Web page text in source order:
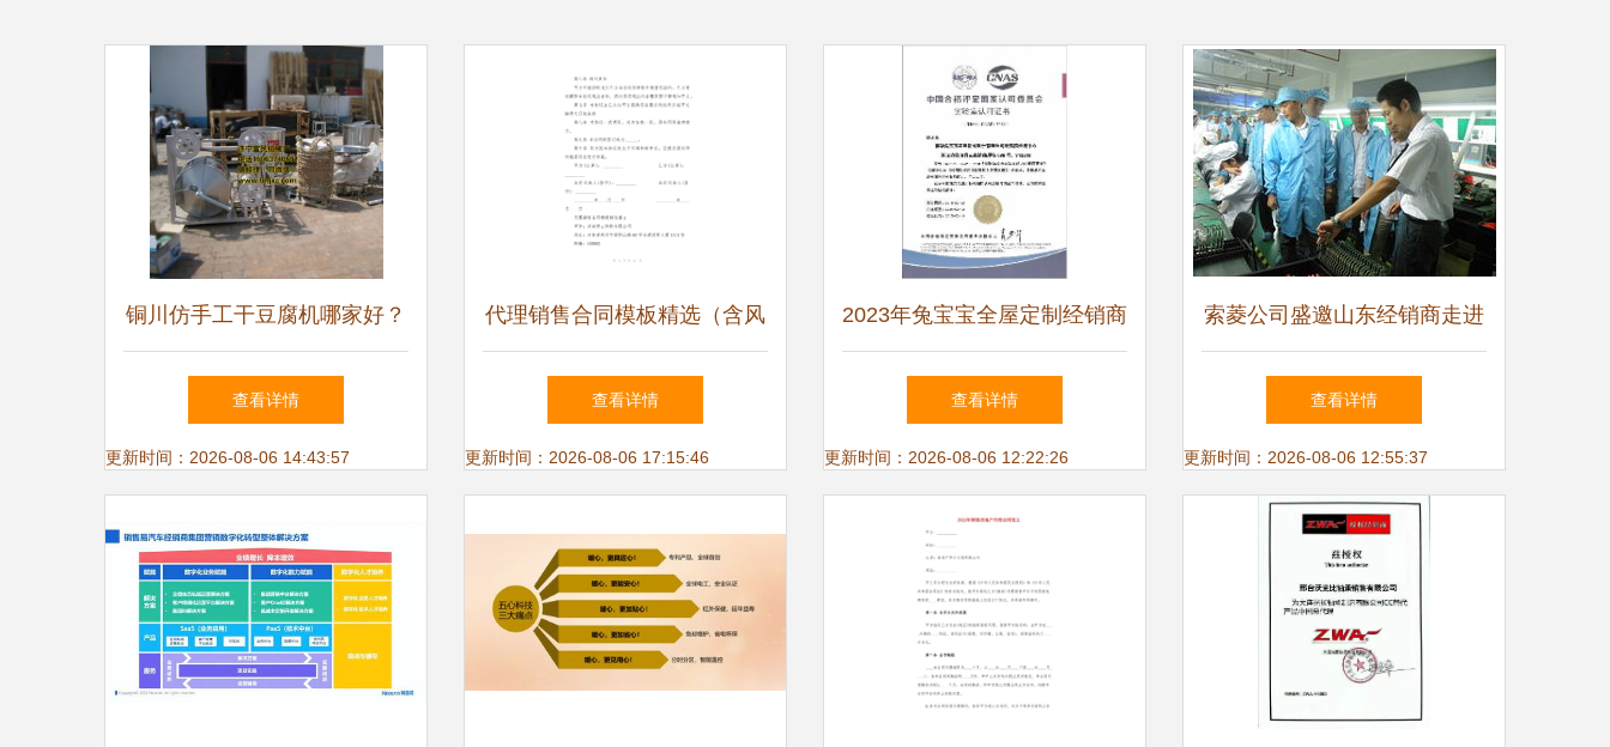
铜川仿手工干豆腐机哪家好？
自动抽脑定时压皮，诚招代理
共赢市场！
查看详情
更新时间：2026-08-06 14:43:57
代理销售合同模板精选（含风
险提示与注意事项）
查看详情
更新时间：2026-08-06 17:15:46
2023年兔宝宝全屋定制经销商
群英荟圆满举行 携手共创辉
煌，共谋发展新篇章
查看详情
更新时间：2026-08-06 12:22:26
索菱公司盛邀山东经销商走进
工厂深化合作共促双赢
查看详情
更新时间：2026-08-06 12:55:37